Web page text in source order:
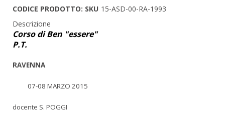
CODICE PRODOTTO: SKU 15-ASD-00-RA-1993
Descrizione
Corso di Ben "essere"
P.T.
RAVENNA
07-08 MARZO 2015
docente S. POGGI